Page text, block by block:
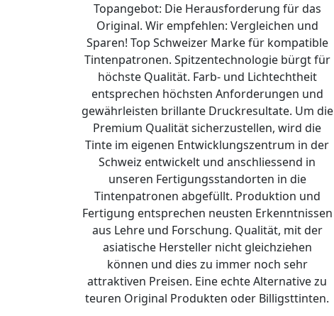
Topangebot: Die Herausforderung für das
Original. Wir empfehlen: Vergleichen und
Sparen! Top Schweizer Marke für kompatible
Tintenpatronen. Spitzentechnologie bürgt für
höchste Qualität. Farb- und Lichtechtheit
entsprechen höchsten Anforderungen und
gewährleisten brillante Druckresultate. Um die
Premium Qualität sicherzustellen, wird die
Tinte im eigenen Entwicklungszentrum in der
Schweiz entwickelt und anschliessend in
unseren Fertigungsstandorten in die
Tintenpatronen abgefüllt. Produktion und
Fertigung entsprechen neusten Erkenntnissen
aus Lehre und Forschung. Qualität, mit der
asiatische Hersteller nicht gleichziehen
können und dies zu immer noch sehr
attraktiven Preisen. Eine echte Alternative zu
teuren Original Produkten oder Billigsttinten.